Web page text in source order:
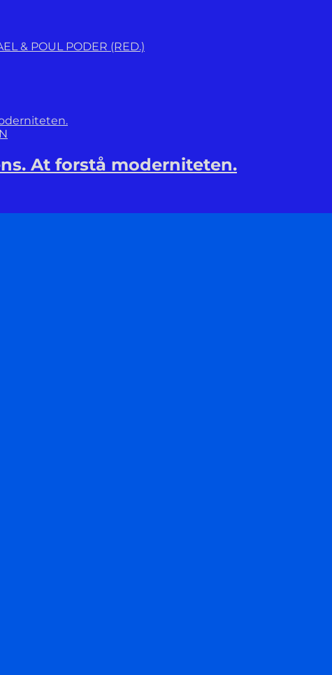
& POUL PODER (RED.)
At forstå moderniteten.